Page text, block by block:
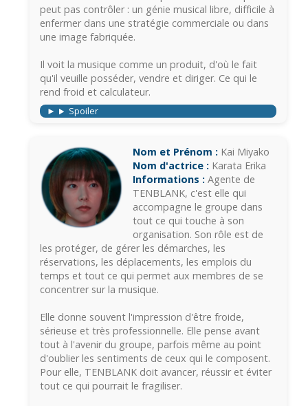
peut pas contrôler : un génie musical libre, difficile à
enfermer dans une stratégie commerciale ou dans
une image fabriquée.
Il voit la musique comme un produit, d'où le fait
qu'il veuille posséder, vendre et diriger. Ce qui le
rend froid et calculateur.
Spoiler
Nom et Prénom : Kai Miyako
Nom d'actrice : Karata Erika
Informations : Agente de
TENBLANK, c'est elle qui
accompagne le groupe dans
tout ce qui touche à son
organisation. Son rôle est de
les protéger, de gérer les démarches, les
réservations, les déplacements, les emplois du
temps et tout ce qui permet aux membres de se
concentrer sur la musique.
Elle donne souvent l'impression d'être froide,
sérieuse et très professionnelle. Elle pense avant
tout à l'avenir du groupe, parfois même au point
d'oublier les sentiments de ceux qui le composent.
Pour elle, TENBLANK doit avancer, réussir et éviter
tout ce qui pourrait le fragiliser.